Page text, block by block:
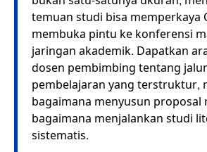
temuan studi bisa memperkaya
membuka pintu ke konferensi
jaringan akademik. Dapatkan
dosen pembimbing tentang jalur
pembelajaran yang terstruktur,
bagaimana menyusun proposal
bagaimana menjalankan studi
sistematis.